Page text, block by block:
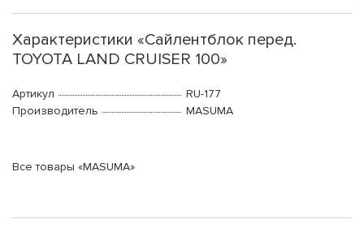
Характеристики «Сайлентблок перед.
TOYOTA LAND CRUISER 100»
Артикул
RU-177
Производитель
MASUMA
Все товары «MASUMA»